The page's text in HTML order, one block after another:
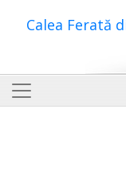
Calea Ferată